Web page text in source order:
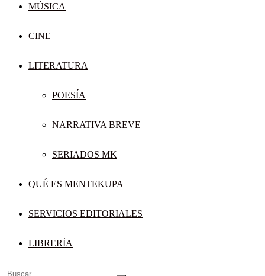
MÚSICA
CINE
LITERATURA
POESÍA
NARRATIVA BREVE
SERIADOS MK
QUÉ ES MENTEKUPA
SERVICIOS EDITORIALES
LIBRERÍA